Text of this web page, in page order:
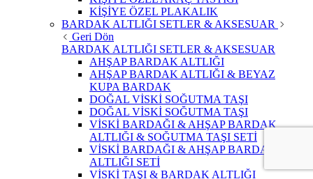
KİŞİYE ÖZEL PLAKALIK
BARDAK ALTLIĞI SETLER & AKSESUAR
Geri Dön
BARDAK ALTLIĞI SETLER & AKSESUAR
AHŞAP BARDAK ALTLIĞI
AHŞAP BARDAK ALTLIĞI & BEYAZ
KUPA BARDAK
DOĞAL VİSKİ SOĞUTMA TAŞI
DOĞAL VİSKİ SOĞUTMA TAŞI
VİSKİ BARDAĞI & AHŞAP BARDAK
ALTLIĞI & SOĞUTMA TAŞI SETİ
VİSKİ BARDAĞI & AHŞAP BARDAK
ALTLIĞI SETİ
VİSKİ TAŞI & BARDAK ALTLIĞI